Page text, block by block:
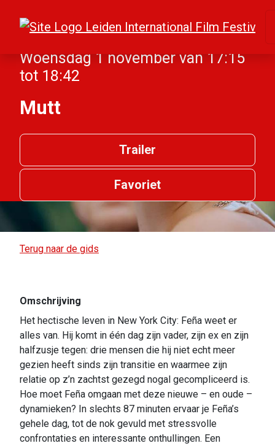
Woensdag 1 november van 17:15
tot 18:42
Mutt
Trailer
Favoriet
Terug naar de gids
Omschrijving
Het hectische leven in New York City: Feña weet er
alles van. Hij komt in één dag zijn vader, zijn ex en zijn
halfzusje tegen: drie mensen die hij niet echt meer
gezien heeft sinds zijn transitie en waarmee zijn
relatie op z’n zachtst gezegd nogal gecompliceerd is.
Hoe moet Feña omgaan met deze nieuwe – en oude –
dynamieken? In slechts 87 minuten ervaar je Feña’s
gehele dag, tot de nok gevuld met stressvolle
confrontaties en interessante onthullingen. Een